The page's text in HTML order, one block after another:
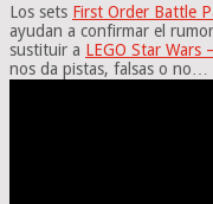
Los sets First Order Battle
ayudan a confirmar el
sustituir a LEGO Star Wars
nos da pistas, falsas o no…